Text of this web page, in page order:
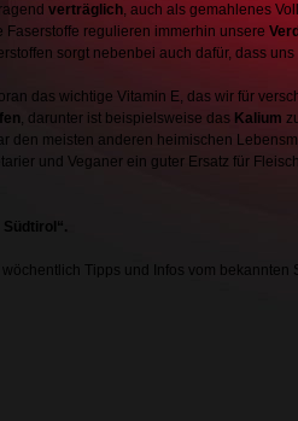
verträglich, auch als gemahlenes
regulieren immerhin unsere
sorgt nebenbei auch dafür, dass
das wichtige Vitamin E, das wir für
, darunter ist beispielsweise das Kalium
den meisten anderen heimischen
und Veganer ein guter Ersatz für
Tipps und Infos vom